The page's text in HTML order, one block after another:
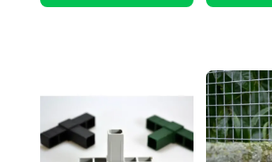
flere
kan
vælges
på
varesiden